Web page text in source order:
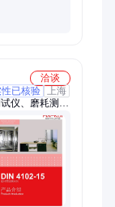
洽谈
已核验
上海
仪、磨耗测试
辐射率测试
仪、防紫外透
博尔耐磨仪、